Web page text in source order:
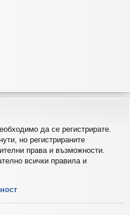
да се регистрирате.
но регистрираните
права и възможности.
всички правила и